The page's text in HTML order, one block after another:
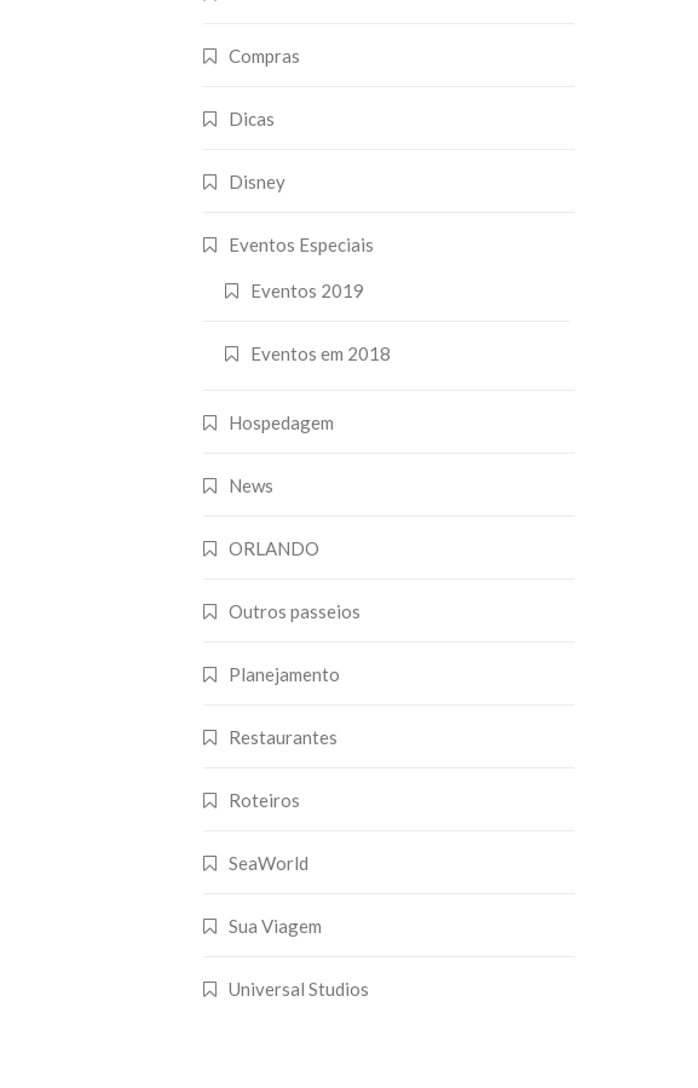
Compras
Dicas
Disney
Eventos Especiais
Eventos 2019
Eventos em 2018
Hospedagem
News
ORLANDO
Outros passeios
Planejamento
Restaurantes
Roteiros
SeaWorld
Sua Viagem
Universal Studios